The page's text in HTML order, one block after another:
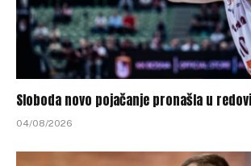
Sloboda novo pojačanje pronašla u
04/08/2026